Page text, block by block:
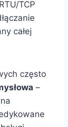
TCP
całej
często
–